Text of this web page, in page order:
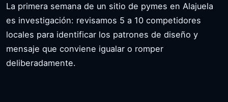
La primera semana de un sitio de pymes en Alajuela
es investigación: revisamos 5 a 10 competidores
locales para identificar los patrones de diseño y
mensaje que conviene igualar o romper
deliberadamente.